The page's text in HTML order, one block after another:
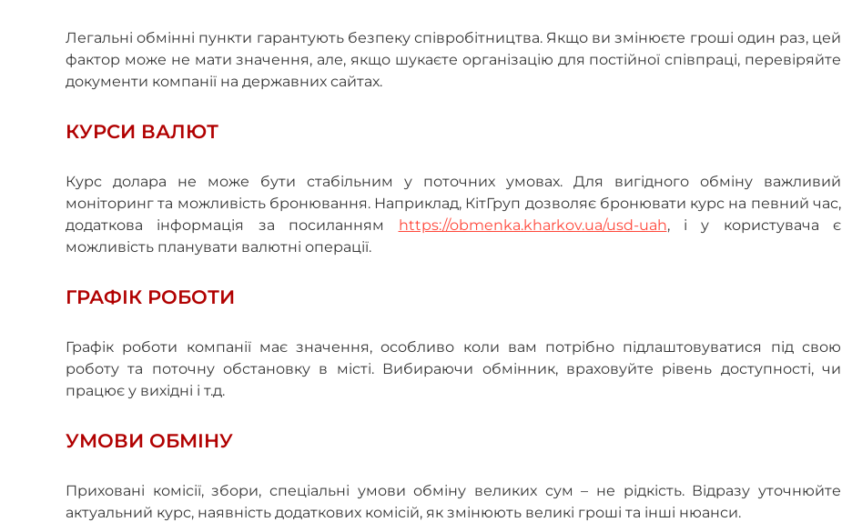
Легальні обмінні пункти гарантують безпеку співробітництва. Якщо ви змінюєте гроші один раз, цей
фактор може не мати значення, але, якщо шукаєте організацію для постійної співпраці, перевіряйте
документи компанії на державних сайтах.
КУРСИ ВАЛЮТ
Курс долара не може бути стабільним у поточних умовах. Для вигідного обміну важливий
моніторинг та можливість бронювання. Наприклад, КітГруп дозволяє бронювати курс на певний час,
додаткова інформація за посиланням https://obmenka.kharkov.ua/usd-uah, і у користувача є
можливість планувати валютні операції.
ГРАФІК РОБОТИ
Графік роботи компанії має значення, особливо коли вам потрібно підлаштовуватися під свою
роботу та поточну обстановку в місті. Вибираючи обмінник, враховуйте рівень доступності, чи
працює у вихідні і т.д.
УМОВИ ОБМІНУ
Приховані комісії, збори, спеціальні умови обміну великих сум – не рідкість. Відразу уточнюйте
актуальний курс, наявність додаткових комісій, як змінюють великі гроші та інші нюанси.